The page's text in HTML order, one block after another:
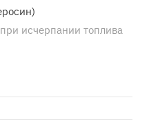
исчерпании топлива